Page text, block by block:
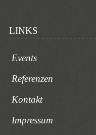
LINKS
Events
Referenzen
Kontakt
Impressum